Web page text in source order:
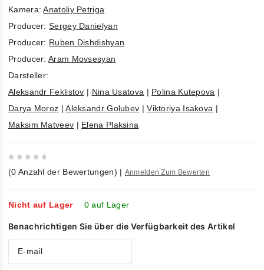
Kamera:Anatoliy Petriga
Producer: Sergey Danielyan
Producer: Ruben Dishdishyan
Producer: Aram Movsesyan
Darsteller:
Aleksandr Feklistov | Nina Usatova | Polina Kutepova |
Darya Moroz |Aleksandr Golubev |Viktoriya Isakova |
Maksim Matveev | Elena Plaksina
out
of
5
(0 Anzahl der Bewertungen) | Anmelden Zum Bewerten
Nicht auf Lager 0 auf Lager
Benachrichtigen Sie über die Verfügbarkeit des Artikel